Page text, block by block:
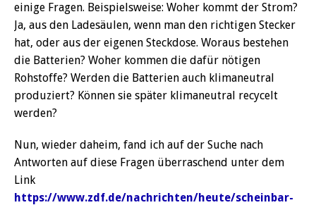
einige Fragen. Beispielsweise: Woher kommt der Strom?
Ja, aus den Ladesäulen, wenn man den richtigen Stecker
hat, oder aus der eigenen Steckdose. Woraus bestehen
die Batterien? Woher kommen die dafür nötigen
Rohstoffe? Werden die Batterien auch klimaneutral
produziert? Können sie später klimaneutral recycelt
werden?
Nun, wieder daheim, fand ich auf der Suche nach
Antworten auf diese Fragen überraschend unter dem
Link
https://www.zdf.de/nachrichten/heute/scheinbar-